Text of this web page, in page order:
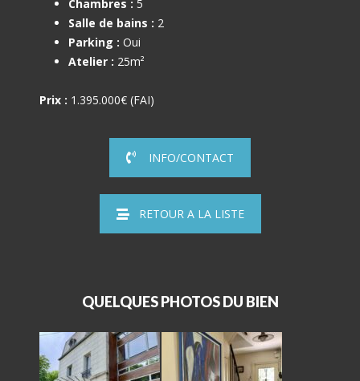
Chambres : 5
Salle de bains : 2
Parking : Oui
Atelier : 25m²
Prix : 1.395.000€ (FAI)
INFO/CONTACT
RETOUR A LA LISTE
QUELQUES PHOTOS DU BIEN